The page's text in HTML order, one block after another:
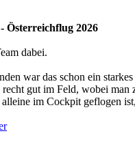
Österreichflug 2026
dabei.
war das schon ein
gut im Feld, wobei man
im Cockpit geflogen